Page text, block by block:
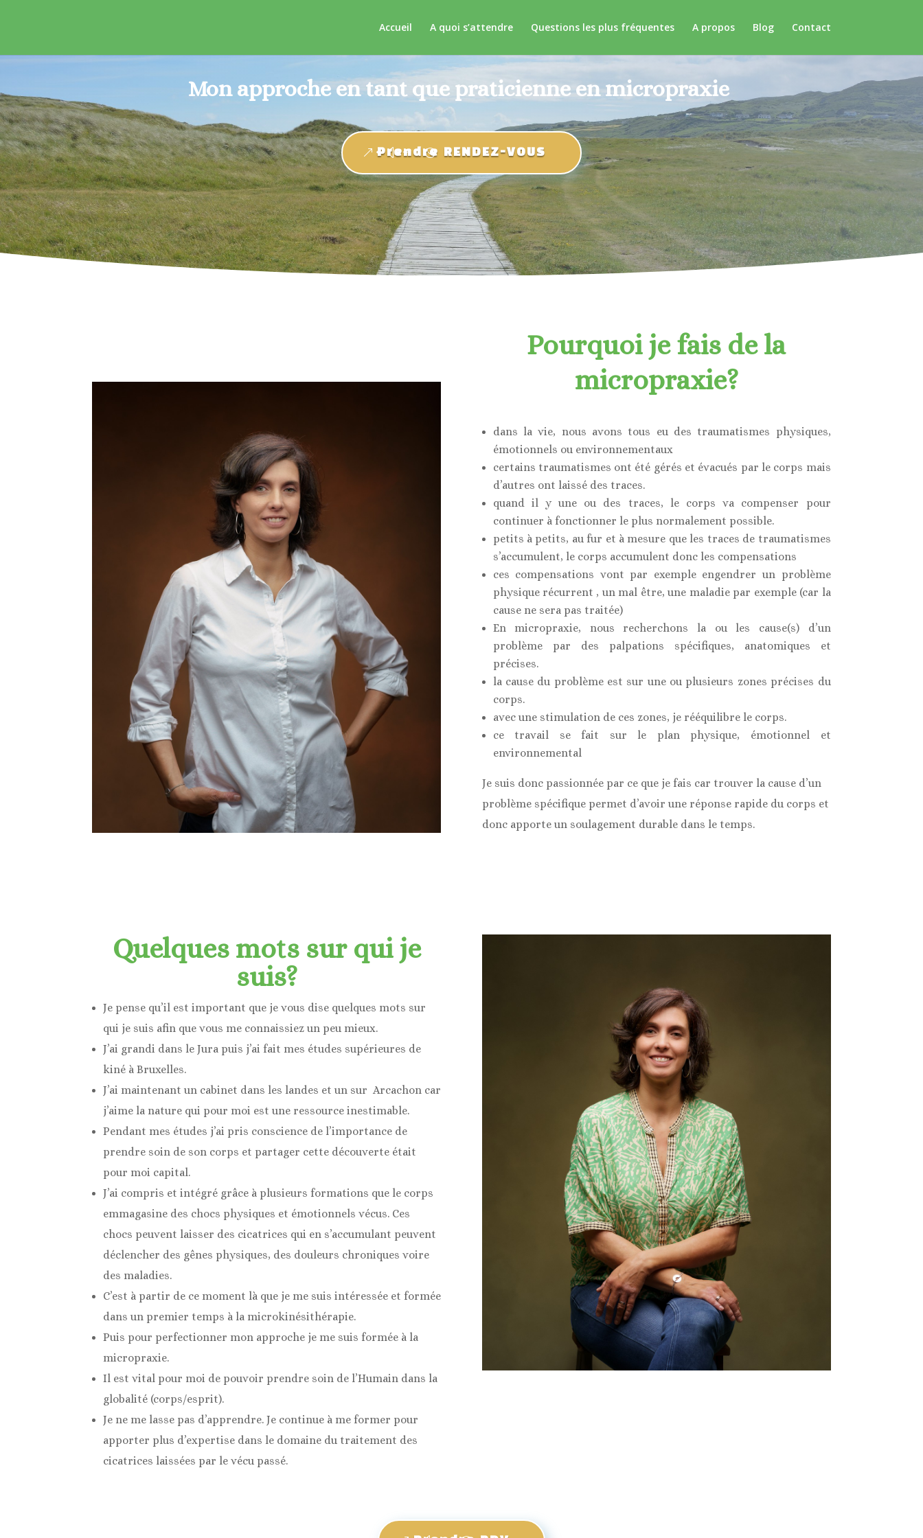
Accueil A quoi s’attendre Questions les plus fréquentes A propos Blog Contact
Mon approche en tant que praticienne en micropraxie
Prendre RENDEZ-VOUS
Pourquoi je fais de la
micropraxie?
dans la vie, nous avons tous eu des traumatismes physiques,
émotionnels ou environnementaux
certains traumatismes ont été gérés et évacués par le corps mais
d’autres ont laissé des traces.
quand il y une ou des traces, le corps va compenser pour
continuer à fonctionner le plus normalement possible.
petits à petits, au fur et à mesure que les traces de traumatismes
s’accumulent, le corps accumulent donc les compensations
ces compensations vont par exemple engendrer un problème
physique récurrent , un mal être, une maladie par exemple (car la
cause ne sera pas traitée)
En micropraxie, nous recherchons la ou les cause(s) d’un
problème par des palpations spécifiques, anatomiques et
précises.
la cause du problème est sur une ou plusieurs zones précises du
corps.
avec une stimulation de ces zones, je rééquilibre le corps.
ce travail se fait sur le plan physique, émotionnel et
environnemental
Je suis donc passionnée par ce que je fais car trouver la cause d’un
problème spécifique permet d’avoir une réponse rapide du corps et
donc apporte un soulagement durable dans le temps.
Quelques mots sur qui je
suis?
Je pense qu’il est important que je vous dise quelques mots sur
qui je suis afin que vous me connaissiez un peu mieux.
J’ai grandi dans le Jura puis j’ai fait mes études supérieures de
kiné à Bruxelles.
J’ai maintenant un cabinet dans les landes et un sur Arcachon car
j’aime la nature qui pour moi est une ressource inestimable.
Pendant mes études j’ai pris conscience de l’importance de
prendre soin de son corps et partager cette découverte était
pour moi capital.
J’ai compris et intégré grâce à plusieurs formations que le corps
emmagasine des chocs physiques et émotionnels vécus. Ces
chocs peuvent laisser des cicatrices qui en s’accumulant peuvent
déclencher des gênes physiques, des douleurs chroniques voire
des maladies.
C’est à partir de ce moment là que je me suis intéressée et formée
dans un premier temps à la microkinésithérapie.
Puis pour perfectionner mon approche je me suis formée à la
micropraxie.
Il est vital pour moi de pouvoir prendre soin de l’Humain dans la
globalité (corps/esprit).
Je ne me lasse pas d’apprendre. Je continue à me former pour
apporter plus d’expertise dans le domaine du traitement des
cicatrices laissées par le vécu passé.